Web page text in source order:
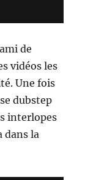
de
vidéos les
Une fois
dubstep
interlopes
dans la